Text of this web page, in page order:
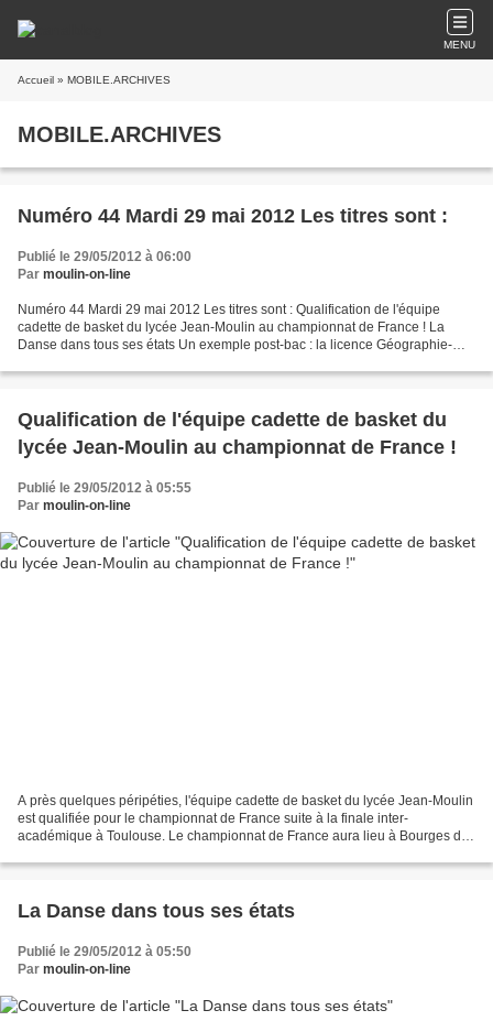
MENU
Accueil » MOBILE.ARCHIVES
MOBILE.ARCHIVES
Numéro 44 Mardi 29 mai 2012 Les titres sont :
Publié le 29/05/2012 à 06:00
Par moulin-on-line
Numéro 44 Mardi 29 mai 2012 Les titres sont : Qualification de l'équipe
cadette de basket du lycée Jean-Moulin au championnat de France ! La
Danse dans tous ses états Un exemple post-bac : la licence Géographie-
Qualification de l'équipe cadette de basket du
lycée Jean-Moulin au championnat de France !
Publié le 29/05/2012 à 05:55
Par moulin-on-line
A près quelques péripéties, l'équipe cadette de basket du lycée Jean-Moulin
est qualifiée pour le championnat de France suite à la finale inter-
académique à Toulouse. Le championnat de France aura lieu à Bourges du
La Danse dans tous ses états
Publié le 29/05/2012 à 05:50
Par moulin-on-line